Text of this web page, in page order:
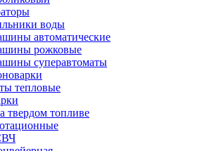
воды
автоматические
рожковые
суперавтоматы
тепловые
твердом топливе